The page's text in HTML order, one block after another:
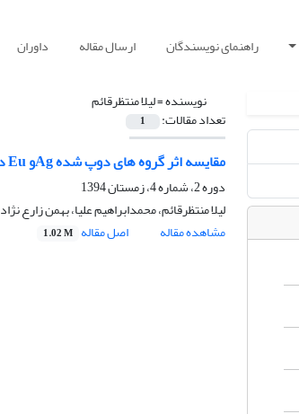
راهنمای نویسندگان ارسال مقاله داوران
نویسنده =لیلا منتظرقائم
تعداد مقالات: 1
مقایسه اثر گروه های دوپ شده Agو Eu در عملکرد نانوفتوکاتالیست های احتراقی پایه ZnO با هدف رنگبری در راکتور های ناپیوسته
دوره 2، شماره 4، زمستان 1394
لیلا منتظرقائم، محمدابراهیم علیا، بهمن زارع نژاد
مشاهده مقاله
اصل مقاله 1.02 M